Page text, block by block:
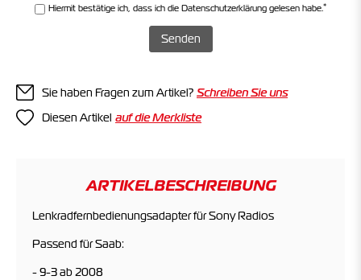
Hiermit bestätige ich, dass ich dieDaten­schutz­erklärung gelesen habe.*
Senden
Sie haben Fragen zum Artikel? Schreiben Sie uns
Diesen Artikel
ARTIKELBESCHREIBUNG
Lenkradfernbedienungsadapter für Sony Radios
Passend für Saab:
- 9-3 ab 2008